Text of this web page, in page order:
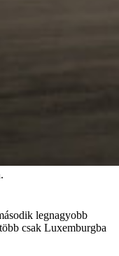
legnagyobb
csak Luxemburgba